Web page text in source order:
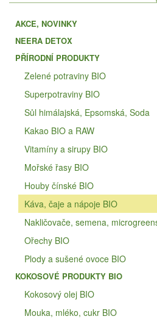
AKCE, NOVINKY
NEERA DETOX
PŘÍRODNÍ PRODUKTY
Zelené potraviny BIO
Superpotraviny BIO
Sůl himálajská, Epsomská, Soda
Kakao BIO a RAW
Vitamíny a sirupy BIO
Mořské řasy BIO
Houby čínské BIO
Káva, čaje a nápoje BIO
Nakličovače, semena,
Ořechy BIO
Plody a sušené ovoce BIO
KOKOSOVÉ PRODUKTY BIO
Kokosový olej BIO
Mouka, mléko, cukr BIO